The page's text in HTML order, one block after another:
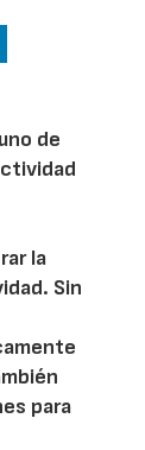
de
la
Sin
para